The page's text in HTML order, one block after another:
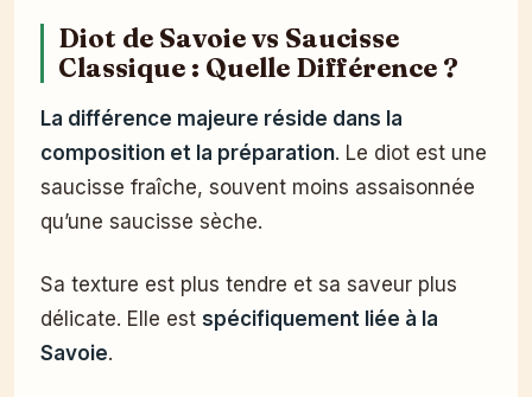
Diot de Savoie vs Saucisse
Classique : Quelle Différence ?
La différence majeure réside dans la
composition et la préparation. Le diot est une
saucisse fraîche, souvent moins assaisonnée
qu’une saucisse sèche.
Sa texture est plus tendre et sa saveur plus
délicate. Elle est spécifiquement liée à la
Savoie.